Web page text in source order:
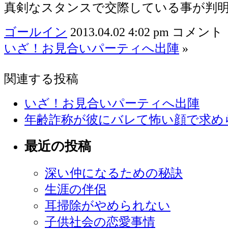
真剣なスタンスで交際している事が判
ゴールイン 2013.04.02 4:02 pm コメント
いざ！お見合いパーティへ出陣 »
関連する投稿
いざ！お見合いパーティへ出陣
年齢詐称が彼にバレて怖い顔で求め
最近の投稿
深い仲になるための秘訣
生涯の伴侶
耳掃除がやめられない
子供社会の恋愛事情